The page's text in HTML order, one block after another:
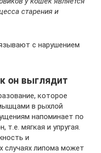
старения и
с нарушением
он выглядит
которое
в рыхлой
напоминает по
т.е. мягкая и упругая.
и
случаях липома может